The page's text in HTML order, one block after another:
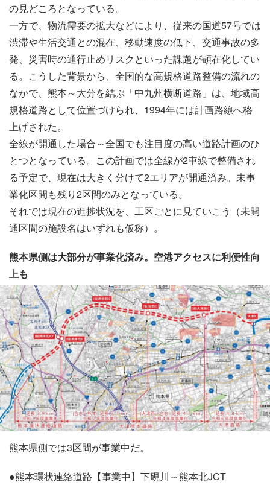
の見どころとなっている。
一方で、物流需要の拡大などにより、従来の国道57号では
渋滞や生活交通との混在、移動速度の低下、交通事故の多
発、災害時の通行止めリスクといった課題が顕在化してい
る。こうした背景から、全国的な高規格道路整備の流れの
なかで、熊本～大分を結ぶ「中九州横断道路」は、地域高
規格道路として位置づけられ、1994年には計画路線へ格
上げされた。
全線が開通した場合～全国でも注目度の高い道路計画のひ
とつとなっている。この計画では全線が2車線で整備され
る予定で、現在は大きく分けて2エリアが開通済み。未事
業化区間も残り2区間のみとなっている。
それでは現在の進捗状況を、工区ごとに見ていこう（未開
通区間の施設名はいずれも仮称）。
熊本県側は大部分が事業化済み。空港アクセスに利便性向
上も
熊本県側では3区間が事業中だ。
●熊本環状連絡道路【事業中】下硯川～熊本北JCT